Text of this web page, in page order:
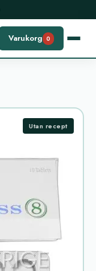
Varukorg 0
Utan recept